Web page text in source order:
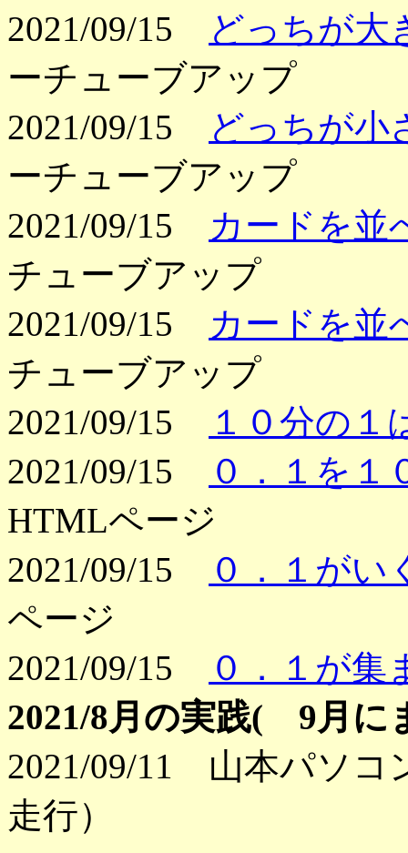
2021/09/15
どっちが大
ーチューブアップ
2021/09/15
どっちが小
ーチューブアップ
2021/09/15
カードを並
チューブアップ
2021/09/15
カードを並
チューブアップ
2021/09/15
１０分の１
2021/09/15
０．１を１
HTMLページ
2021/09/15
０．１がい
ページ
2021/09/15
０．１が集
2021/8月の実践( 9月に
2021/09/11 山本パソ
走行）